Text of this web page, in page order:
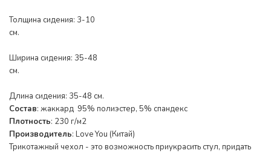
Толщина сидения: 3-10
см.
Ширина сидения: 35-48
см.
Длина сидения: 35-48 см.
Состав: жаккард 95% полиэстер, 5% спандекс
Плотность: 230 г/м2
Производитель: Love You (Китай)
Трикотажный чехол - это возможность приукрасить стул, придать